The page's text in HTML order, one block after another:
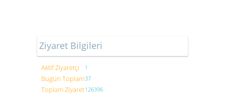
Ziyaret Bilgileri
Aktif Ziyaretçi 1
Bugün Toplam37
Toplam Ziyaret126396